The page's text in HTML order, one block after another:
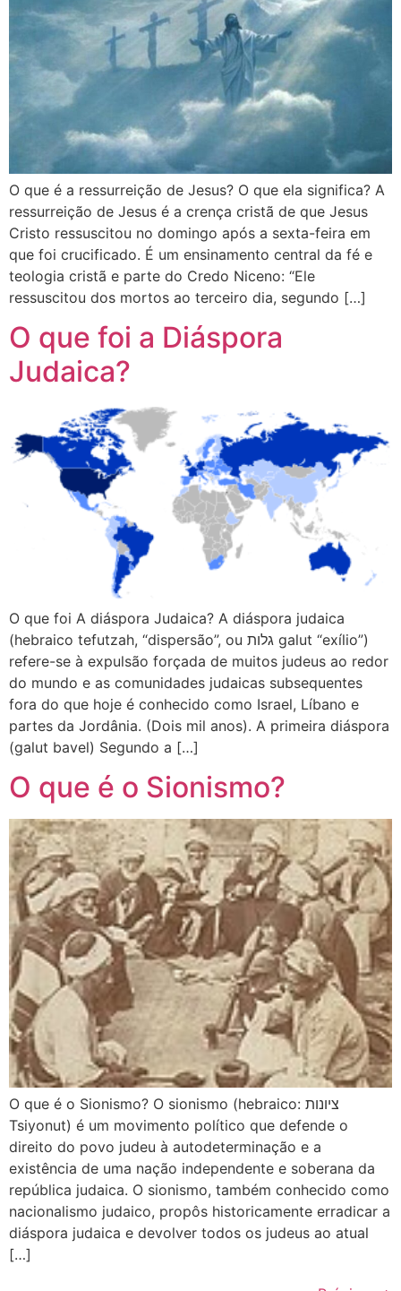
O que é a ressurreição de Jesus? O que ela significa? A
ressurreição de Jesus é a crença cristã de que Jesus
Cristo ressuscitou no domingo após a sexta-feira em
que foi crucificado. É um ensinamento central da fé e
teologia cristã e parte do Credo Niceno: “Ele
ressuscitou dos mortos ao terceiro dia, segundo […]
O que foi a Diáspora
Judaica?
O que foi A diáspora Judaica? A diáspora judaica
(hebraico tefutzah, “dispersão”, ou גלות galut “exílio”)
refere-se à expulsão forçada de muitos judeus ao redor
do mundo e as comunidades judaicas subsequentes
fora do que hoje é conhecido como Israel, Líbano e
partes da Jordânia. (Dois mil anos). A primeira diáspora
(galut bavel) Segundo a […]
O que é o Sionismo?
O que é o Sionismo? O sionismo (hebraico: ציונות
Tsiyonut) é um movimento político que defende o
direito do povo judeu à autodeterminação e a
existência de uma nação independente e soberana da
república judaica. O sionismo, também conhecido como
nacionalismo judaico, propôs historicamente erradicar a
diáspora judaica e devolver todos os judeus ao atual
[…]